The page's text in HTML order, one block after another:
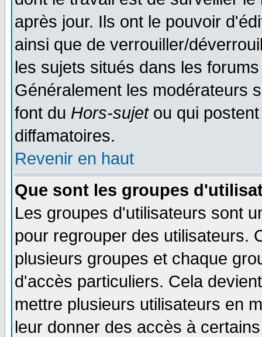
après jour. Ils ont le pouvoir
ainsi que de verrouiller/
les sujets situés dans les
Généralement les modérateurs
font du Hors-sujetou qui
diffamatoires.
Revenir en haut
Que sont les groupes
Les groupes d'utilisateurs sont
pour regrouper des utilisateurs.
plusieurs groupes et chaque
d'accès particuliers. Cela
mettre plusieurs utilisateurs en
leur donner des accès à